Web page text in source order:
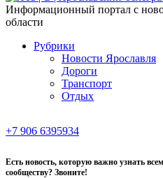
Информационный портал с
области
Рубрики
Новости Ярославля
Дороги
Транспорт
Отдых
+7 906 6395934
Есть новость, которую важно узнать
сообществу? Звоните!